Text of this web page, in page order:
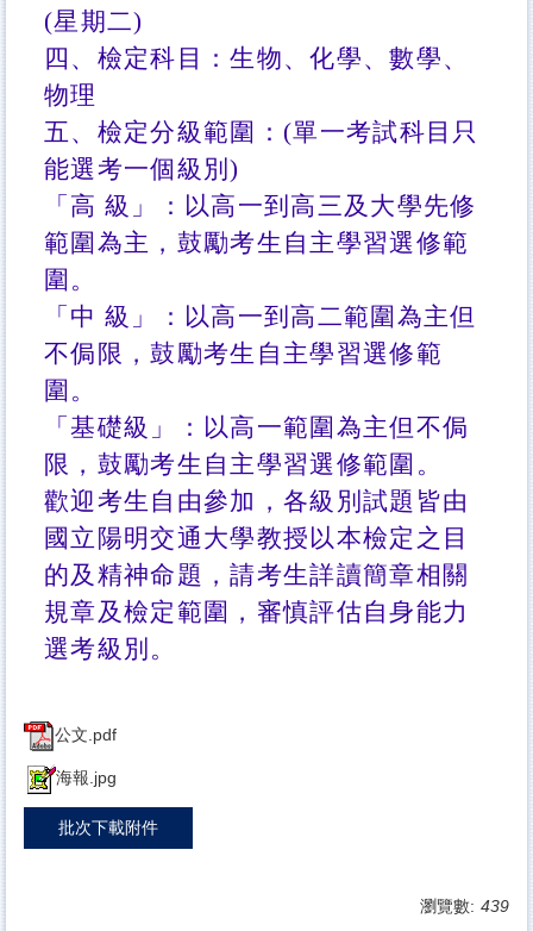
(星期二)
四 、 檢定科目：生物、化學、數學、
物理
五、檢定分級範圍：(單一考試科目只
能選考一個級別)
「高 級」：以高一到高三及大學先修
範圍為主，鼓勵考生自主學習選修範
圍。
「中 級」：以高一到高二範圍為主但
不侷限，鼓勵考生自主學習選修範
圍。
「基礎級」：以高一範圍為主但不侷
限，鼓勵考生自主學習選修範圍。
歡迎考生自由參加，各級別試題皆由
國立陽明交通大學教授以本檢定之目
的及精神命題，請考生詳讀簡章相關
規章及檢定範圍，審慎評估自身能力
選考級別。
公文.pdf
海報.jpg
批次下載附件
瀏覽數: 439